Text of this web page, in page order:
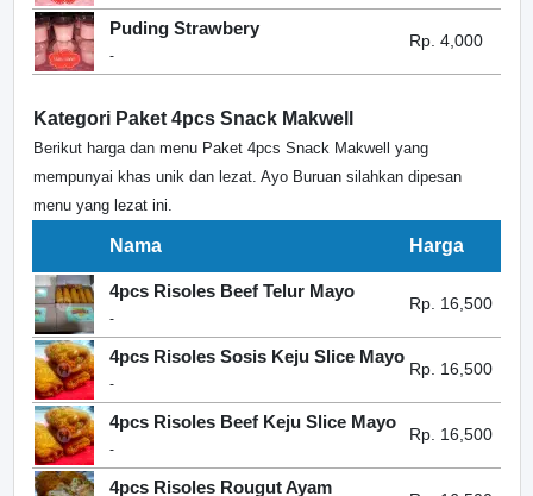
Puding Strawbery
-
Rp. 4,000
Kategori Paket 4pcs Snack Makwell
Berikut harga dan menu Paket 4pcs Snack Makwell yang
mempunyai khas unik dan lezat. Ayo Buruan silahkan dipesan
menu yang lezat ini.
Nama Harga
4pcs Risoles Beef Telur Mayo
-
Rp. 16,500
4pcs Risoles Sosis Keju Slice Mayo
-
Rp. 16,500
4pcs Risoles Beef Keju Slice Mayo
-
Rp. 16,500
4pcs Risoles Rougut Ayam